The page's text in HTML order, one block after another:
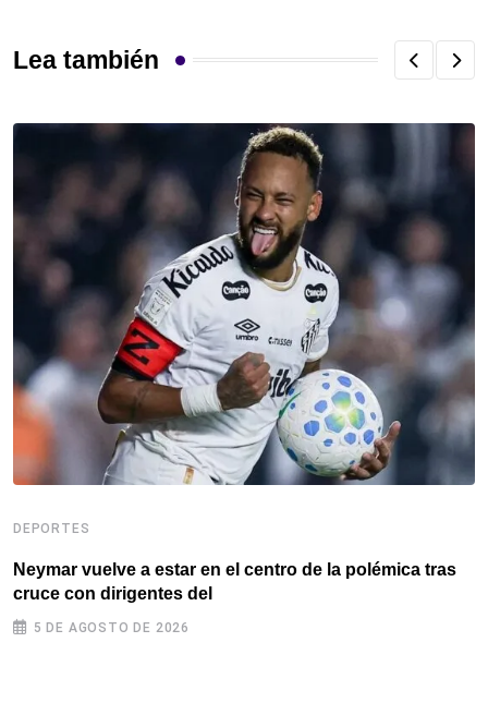
Lea también
DEPORTES
Neymar vuelve a estar en el centro de la polémica tras
cruce con dirigentes del
5 DE AGOSTO DE 2026